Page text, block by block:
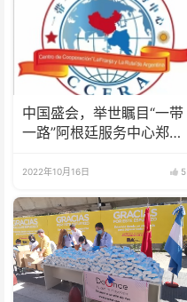
中国盛会，举世瞩目“一带
一路”阿根廷服务中心郑为
大顺利召开
2022年10月16日 5